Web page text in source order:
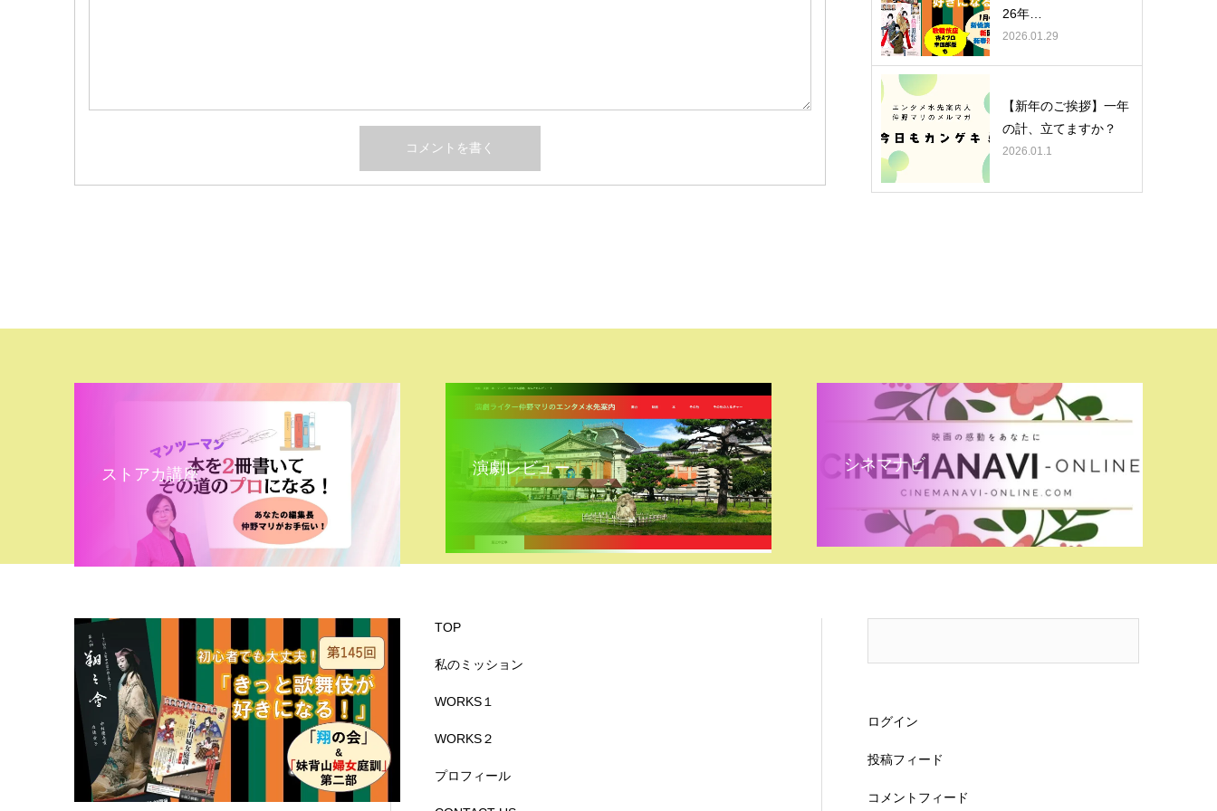
26年…
2026.01.29
【新年のご挨拶】一年
の計、立てますか？
2026.01.1
ストアカ講座 演劇レビュー シネマナビ
TOP
私のミッション
WORKS１
WORKS２
プロフィール
ログイン
投稿フィード
コメントフィード